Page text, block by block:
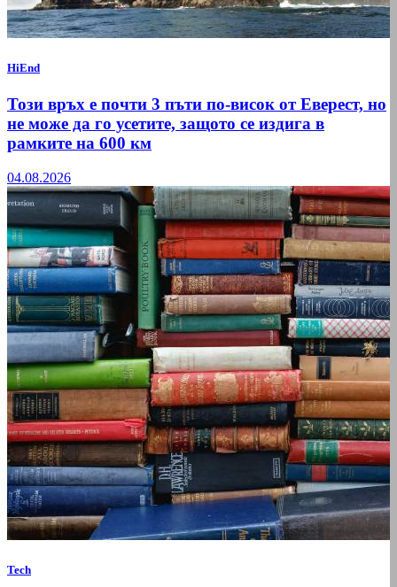
HiEnd
Този връх е почти 3 пъти по-висок от Еверест, но
не може да го усетите, защото се издига в
рамките на 600 км
04.08.2026
Tech